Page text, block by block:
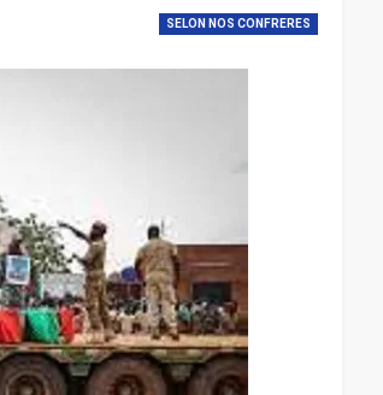
SELON NOS CONFRERES